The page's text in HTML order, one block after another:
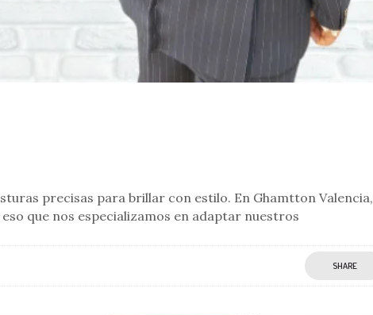
precisas para brillar con estilo. En Ghamtton Valencia,
que nos especializamos en adaptar nuestros
SHARE